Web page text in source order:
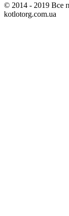
© 2014 - 2019 Все
kotlotorg.com.ua